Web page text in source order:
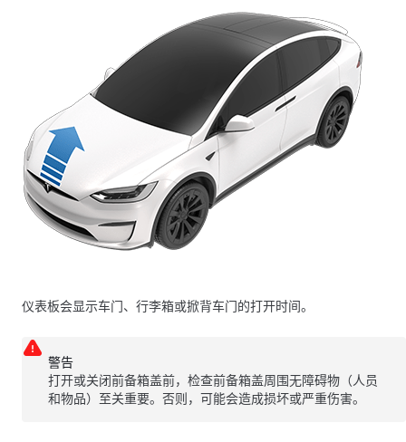
仪表板会显示车门、行李箱或掀背车门的打开时间。
警告
打开或关闭前备箱盖前，检查前备箱盖周围无障碍物（人员
和物品）至关重要。否则，可能会造成损坏或严重伤害。